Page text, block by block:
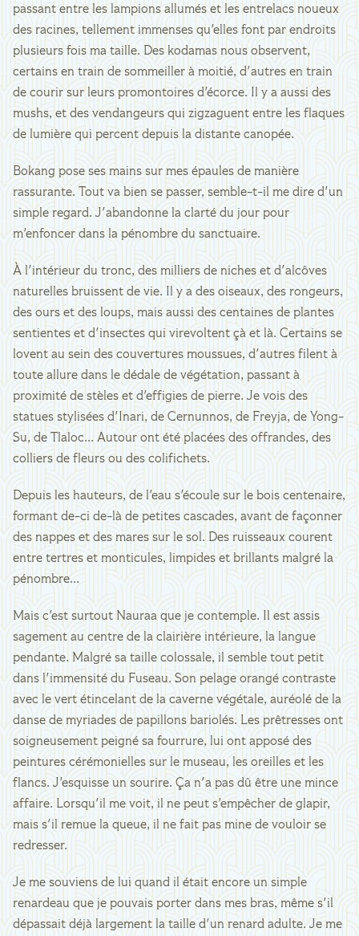
passant entre les lampions allumés et les entrelacs noueux
des racines, tellement immenses qu'elles font par endroits
plusieurs fois ma taille. Des kodamas nous observent,
certains en train de sommeiller à moitié, d'autres en train
de courir sur leurs promontoires d'écorce. Il y a aussi des
mushs, et des vendangeurs qui zigzaguent entre les flaques
de lumière qui percent depuis la distante canopée.
Bokang pose ses mains sur mes épaules de manière
rassurante. Tout va bien se passer, semble-t-il me dire d'un
simple regard. J'abandonne la clarté du jour pour
m'enfoncer dans la pénombre du sanctuaire.
À l'intérieur du tronc, des milliers de niches et d'alcôves
naturelles bruissent de vie. Il y a des oiseaux, des rongeurs,
des ours et des loups, mais aussi des centaines de plantes
sentientes et d'insectes qui virevoltent çà et là. Certains se
lovent au sein des couvertures moussues, d'autres filent à
toute allure dans le dédale de végétation, passant à
proximité de stèles et d'effigies de pierre. Je vois des
statues stylisées d'Inari, de Cernunnos, de Freyja, de Yong-
Su, de Tlaloc... Autour ont été placées des offrandes, des
colliers de fleurs ou des colifichets.
Depuis les hauteurs, de l'eau s'écoule sur le bois centenaire,
formant de-ci de-là de petites cascades, avant de façonner
des nappes et des mares sur le sol. Des ruisseaux courent
entre tertres et monticules, limpides et brillants malgré la
pénombre...
Mais c'est surtout Nauraa que je contemple. Il est assis
sagement au centre de la clairière intérieure, la langue
pendante. Malgré sa taille colossale, il semble tout petit
dans l'immensité du Fuseau. Son pelage orangé contraste
avec le vert étincelant de la caverne végétale, auréolé de la
danse de myriades de papillons bariolés. Les prêtresses ont
soigneusement peigné sa fourrure, lui ont apposé des
peintures cérémonielles sur le museau, les oreilles et les
flancs. J'esquisse un sourire. Ça n'a pas dû être une mince
affaire. Lorsqu'il me voit, il ne peut s'empêcher de glapir,
mais s'il remue la queue, il ne fait pas mine de vouloir se
redresser.
Je me souviens de lui quand il était encore un simple
renardeau que je pouvais porter dans mes bras, même s'il
dépassait déjà largement la taille d'un renard adulte. Je me